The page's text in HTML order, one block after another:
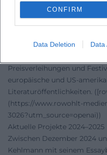
CONFIRM
Data Deletion Data
Agenturen und
Karriere, sichern
kulturpolitischen Debatten.
Preisverleihungen und
europäische und US-
Literaturöffentlichkeiten.
(https://www.rowohlt-
3026?utm_source=openai))
Aktuelle Projekte 2024–2025
Zwischen Dezember 2024
Kehlmann mit seinem